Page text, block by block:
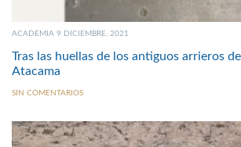
ACADEMIA 9 DICIEMBRE, 2021
Tras las huellas de los antiguos arrieros
Atacama
SIN COMENTARIOS